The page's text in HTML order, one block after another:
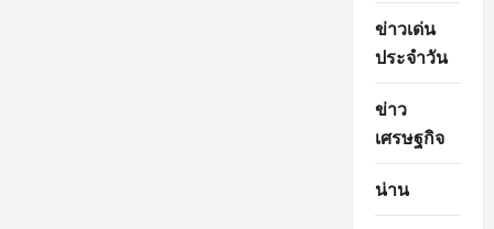
ข่าวเด่น
ประจำวัน
ข่าว
เศรษฐกิจ
น่าน